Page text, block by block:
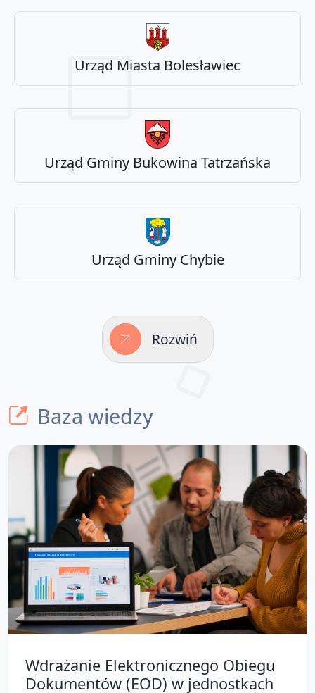
Urząd Miasta Bolesławiec
Urząd Gminy Bukowina Tatrzańska
Urząd Gminy Chybie
Rozwiń
Baza wiedzy
Wdrażanie Elektronicznego Obiegu
Dokumentów (EOD) w jednostkach